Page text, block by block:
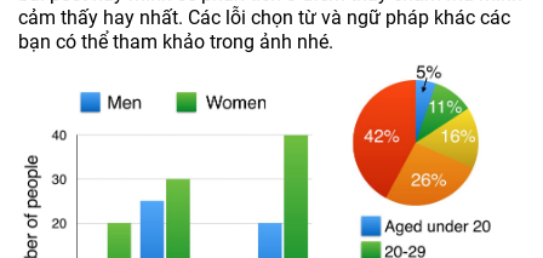
cảm thấy hay nhất. Các lỗi chọn từ và ngữ pháp khác các
bạn có thể tham khảo trong ảnh nhé.